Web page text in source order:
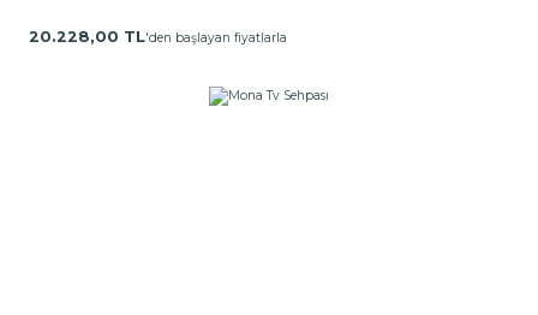
20.228,00 TL'den başlayan fiyatlarla